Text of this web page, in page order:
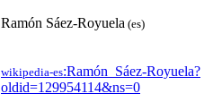
Ramón Sáez-Royuela (es)
wikipedia-es:Ramón_Sáez-Royuela?
oldid=129954114&ns=0